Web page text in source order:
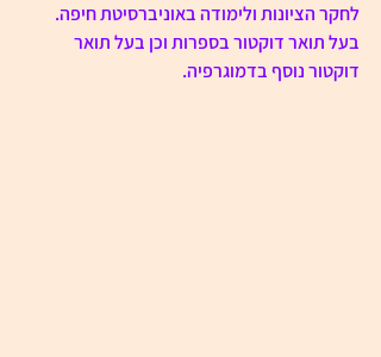
לחקר הציונות ולימודה באוניברסיטת חיפה.
בעל תואר דוקטור בספרות וכן בעל תואר
דוקטור נוסף בדמוגרפיה.